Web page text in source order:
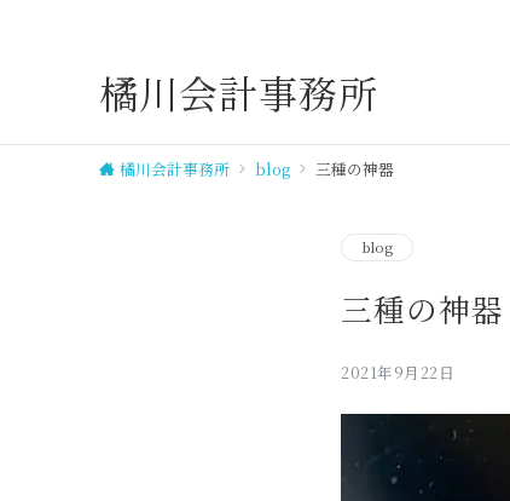
橘川会計事務所
橘川会計事務所 blog 三種の神器
blog
三種の神器
2021年9月22日